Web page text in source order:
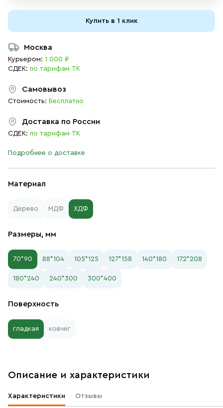
Материал
Дерево МДФ ХДФ
Размеры, мм
70*90 88*104 105*125 127*158 140*180 172*208
180*240 240*300 300*400
Поверхность
гладкая ковчег
Купить в 1 клик
Москва
Курьером: 1 000 ₽
СДЕК: по тарифам ТК
Самовывоз
Стоимость: Бесплатно
Доставка по России
СДЕК: по тарифам ТК
Подробнее о доставке
Описание и характеристики
Характеристики Отзывы